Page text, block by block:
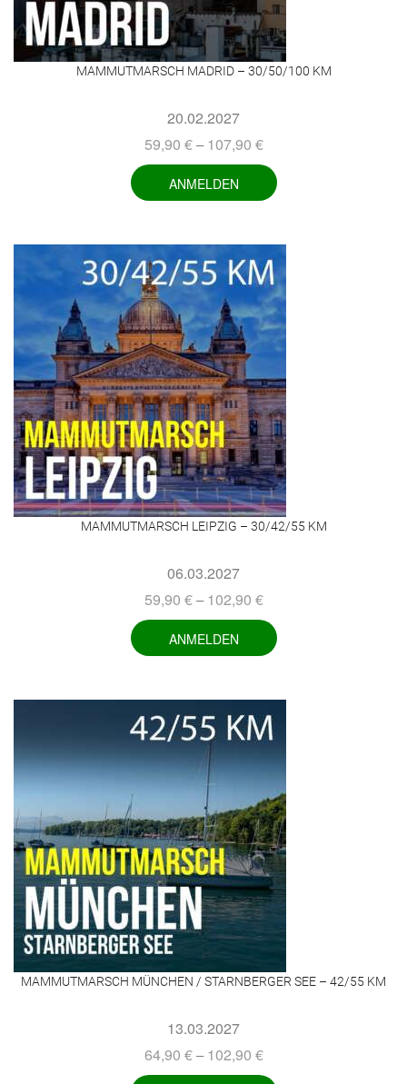
MAMMUTMARSCH MADRID – 30/50/100 KM
20.02.2027
59,90 € –107,90 €
ANMELDEN
MAMMUTMARSCH LEIPZIG – 30/42/55 KM
06.03.2027
59,90 € –102,90 €
ANMELDEN
MAMMUTMARSCH MÜNCHEN / STARNBERGER SEE – 42/55 KM
13.03.2027
64,90 € –102,90 €